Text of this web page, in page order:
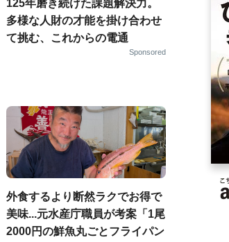
125年磨き続けた課題解決力。
多様な人財の才能を掛け合わせ
て挑む、これからの電通
Sponsored
外食するより断然ラクでお得で
美味...元水産庁職員が考案「1尾
2000円の鮮魚丸ごとフライパン